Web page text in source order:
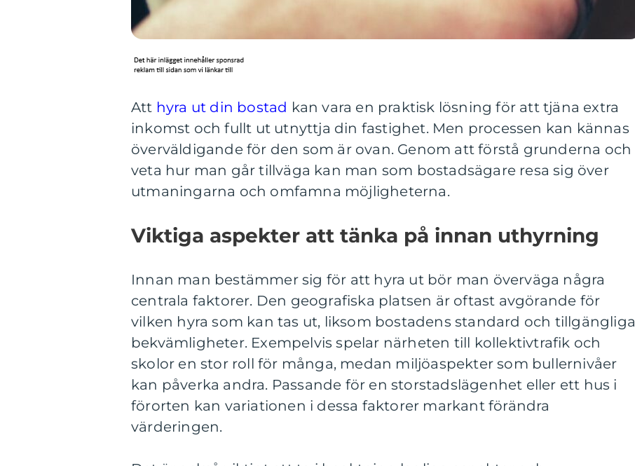
Att hyra ut din bostad kan vara en praktisk lösning för att tjäna extra
inkomst och fullt ut utnyttja din fastighet. Men processen kan kännas
överväldigande för den som är ovan. Genom att förstå grunderna och
veta hur man går tillväga kan man som bostadsägare resa sig över
utmaningarna och omfamna möjligheterna.
Viktiga aspekter att tänka på innan uthyrning
Innan man bestämmer sig för att hyra ut bör man överväga några
centrala faktorer. Den geografiska platsen är oftast avgörande för
vilken hyra som kan tas ut, liksom bostadens standard och tillgängliga
bekvämligheter. Exempelvis spelar närheten till kollektivtrafik och
skolor en stor roll för många, medan miljöaspekter som bullernivåer
kan påverka andra. Passande för en storstadslägenhet eller ett hus i
förorten kan variationen i dessa faktorer markant förändra
värderingen.